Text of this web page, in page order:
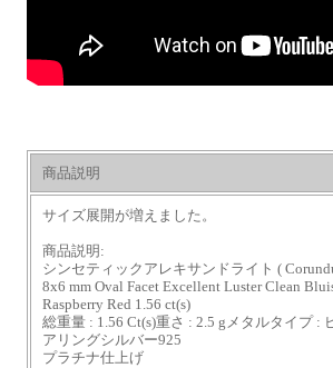
商品説明
サイズ展開が増えました。
商品説明:
シンセティックアレキサンドライト (
8x6 mm Oval Facet Excellent Luster Clean
Raspberry Red 1.56 ct(s)
総重量 : 1.56 Ct(s)重さ : 2.5 gメタルタイプ :
アリングシルバー925
プラチナ仕上げ